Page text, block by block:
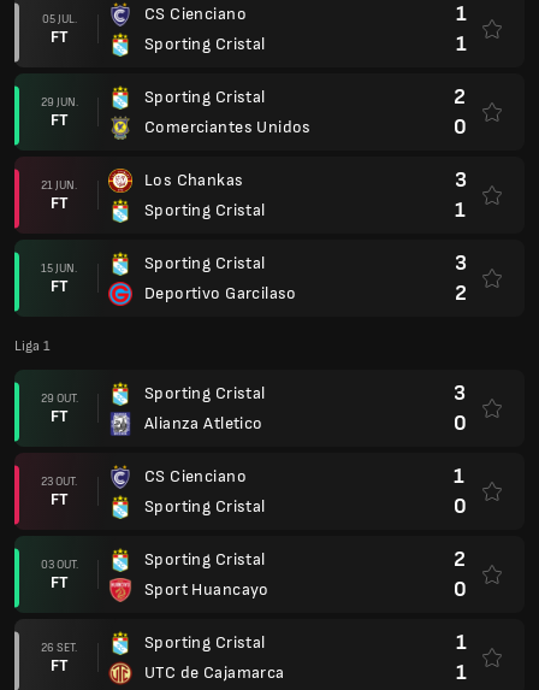
05 JUL.
FT
CS Cienciano
Sporting Cristal
1
1
29 JUN.
FT
Sporting Cristal
Comerciantes Unidos
2
0
21 JUN.
FT
Los Chankas
Sporting Cristal
3
1
15 JUN.
FT
Sporting Cristal
Deportivo Garcilaso
3
2
Liga 1
29 OUT.
FT
Sporting Cristal
Alianza Atletico
3
0
23 OUT.
FT
CS Cienciano
Sporting Cristal
1
0
03 OUT.
FT
Sporting Cristal
Sport Huancayo
2
0
26 SET.
FT
Sporting Cristal
UTC de Cajamarca
1
1